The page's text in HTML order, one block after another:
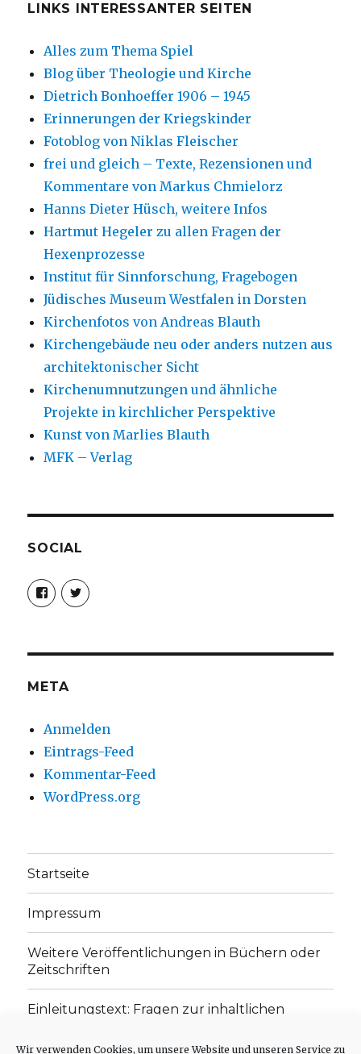
Wir verwenden Cookies, um unsere Website und unseren Service zu
LINKS INTERESSANTER SEITEN
Alles zum Thema Spiel
Blog über Theologie und Kirche
Dietrich Bonhoeffer 1906 – 1945
Erinnerungen der Kriegskinder
Fotoblog von Niklas Fleischer
frei und gleich – Texte, Rezensionen und
Kommentare von Markus Chmielorz
Hanns Dieter Hüsch, weitere Infos
Hartmut Hegeler zu allen Fragen der
Hexenprozesse
Institut für Sinnforschung, Fragebogen
Jüdisches Museum Westfalen in Dorsten
Kirchenfotos von Andreas Blauth
Kirchengebäude neu oder anders nutzen aus
architektonischer Sicht
Kirchenumnutzungen und ähnliche
Projekte in kirchlicher Perspektive
Kunst von Marlies Blauth
MFK – Verlag
SOCIAL
Profil
von
christoph.fleischer1
anzeigen
Profil
von
anzeigen
META
Anmelden
Eintrags-Feed
Kommentar-Feed
WordPress.org
Startseite
Impressum
Weitere Veröffentlichungen in Büchern oder
Zeitschriften
Einleitungstext: Fragen zur inhaltlichen
„schwachen Glaubens“